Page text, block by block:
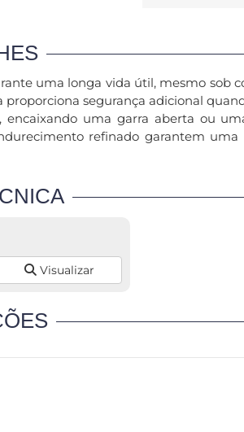
uma longa vida útil, mesmo sob
segurança adicional
uma garra aberta ou
refinado garantem
Visualizar